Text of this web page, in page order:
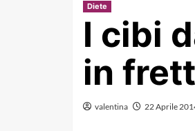
Diete
I cibi
in
valentina 22 Aprile